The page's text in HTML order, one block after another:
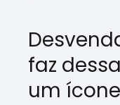
faz
um ícone